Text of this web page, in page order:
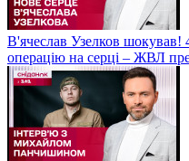
В'ячеслав Узелков шокував!
операцію на серці – ЖВЛ